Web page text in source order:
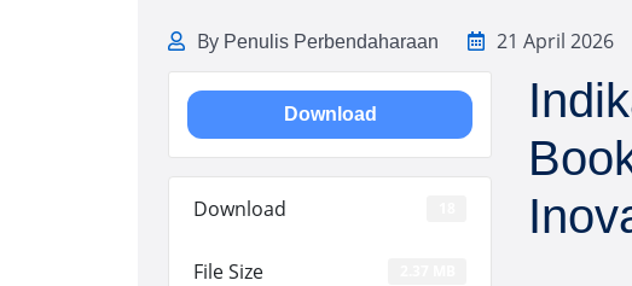
By Penulis Perbendaharaan 21 April 2026
Download
Download
File Size